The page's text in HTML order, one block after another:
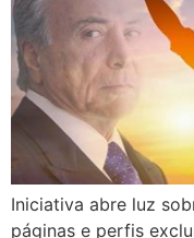
Iniciativa abre luz
páginas e perfis